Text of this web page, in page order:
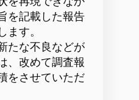
を記載した報告
す。
たな不良などが
、改めて調査報
をさせていただ